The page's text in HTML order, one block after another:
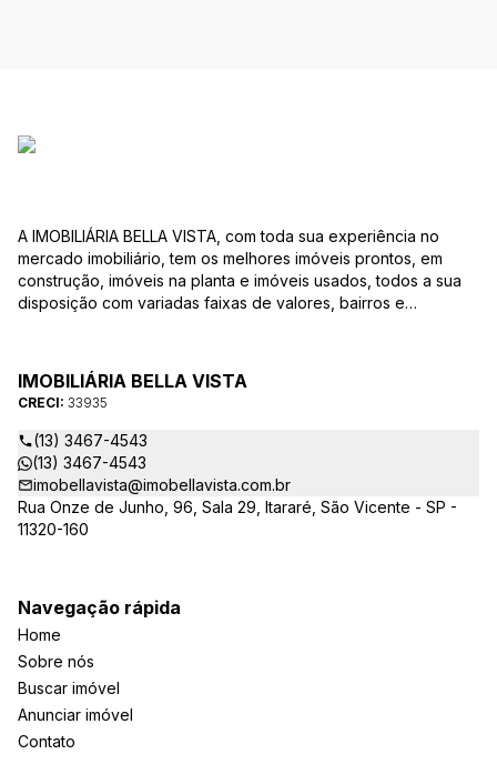
A IMOBILIÁRIA BELLA VISTA, com toda sua experiência no
mercado imobiliário, tem os melhores imóveis prontos, em
construção, imóveis na planta e imóveis usados, todos a sua
disposição com variadas faixas de valores, bairros e
ao CRECI-EE – estarão sempre prontos para responder-lhe
todas as suas dúvidas sobre casas, apartamentos, terrenos,
salas comerciais e outros produtos imobiliários.
IMOBILIÁRIA BELLA VISTA
CRECI: 33935
(13) 3467-4543
(13) 3467-4543
imobellavista@imobellavista.com.br
Rua Onze de Junho, 96, Sala 29, Itararé, São Vicente - SP -
11320-160
Navegação rápida
Home
Sobre nós
Buscar imóvel
Anunciar imóvel
Contato